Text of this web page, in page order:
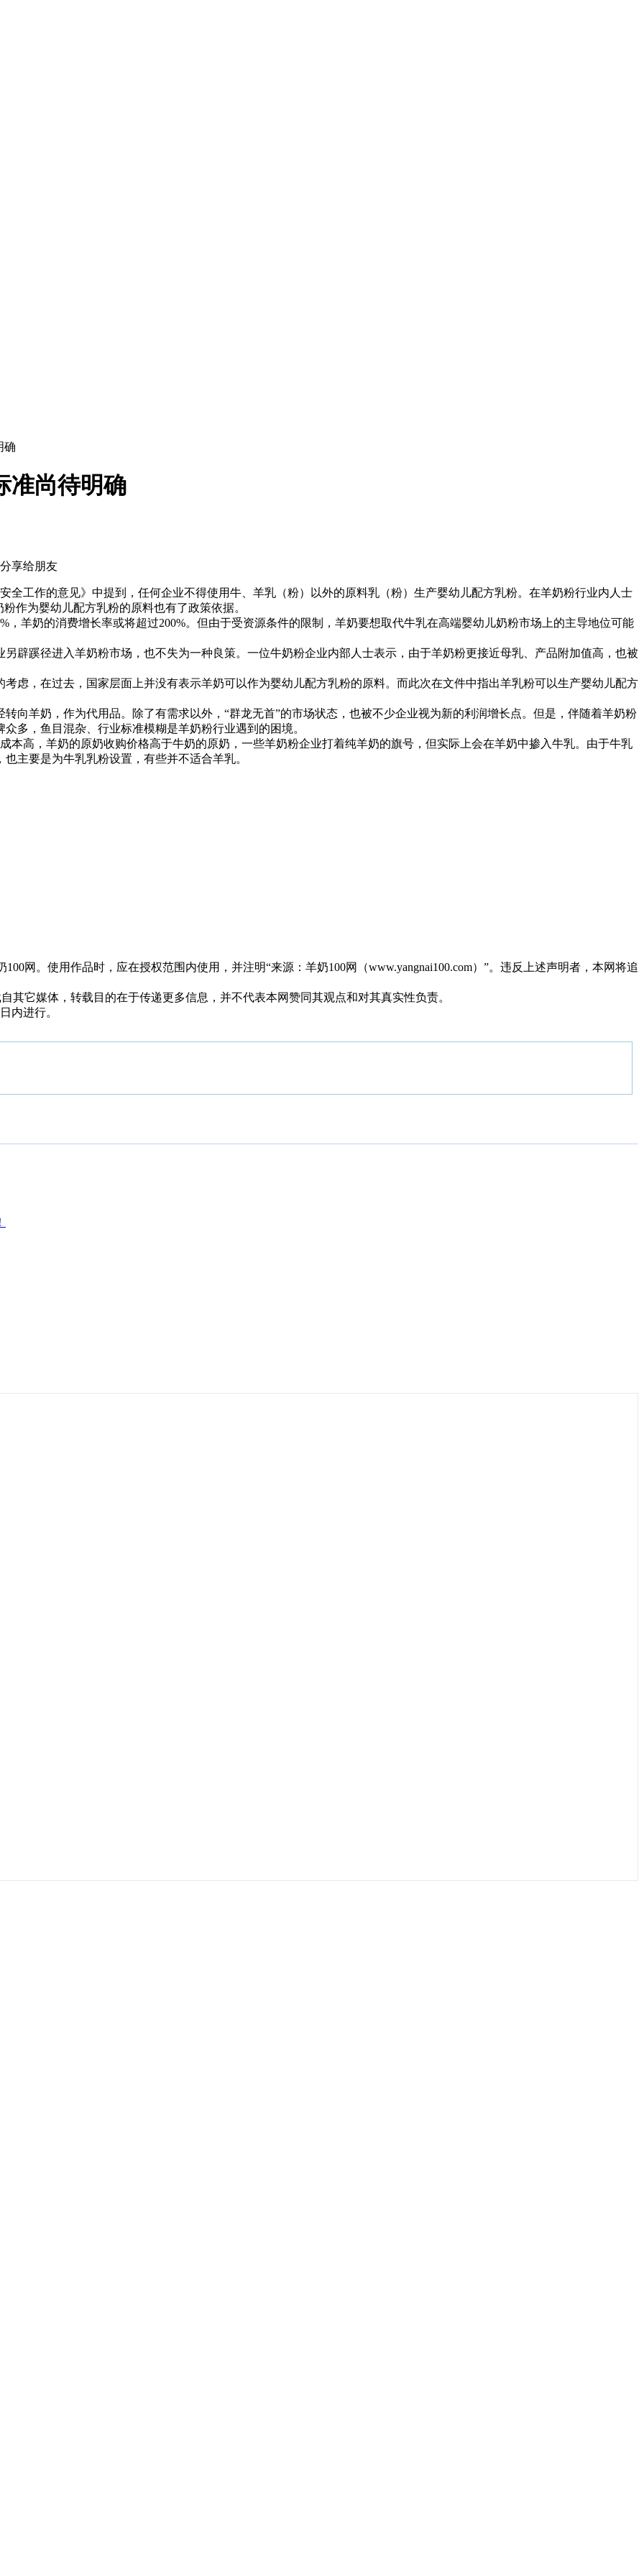
确
准尚待明确
全工作的意见》中提到，任何企业不得使用牛、羊乳（粉）以外的原料乳（粉）生产婴幼儿配方乳粉。在羊奶粉行业内人士
作为婴幼儿配方乳粉的原料也有了政策依据。
奶的消费增长率或将超过200%。但由于受资源条件的限制，羊奶要想取代牛乳在高端婴幼儿奶粉市场上的主导地位可能
蹊径进入羊奶粉市场，也不失为一种良策。一位牛奶粉企业内部人士表示，由于羊奶粉更接近母乳、产品附加值高，也被
，在过去，国家层面上并没有表示羊奶可以作为婴幼儿配方乳粉的原料。而此次在文件中指出羊乳粉可以生产婴幼儿配方
羊奶，作为代用品。除了有需求以外，“群龙无首”的市场状态，也被不少企业视为新的利润增长点。但是，伴随着羊奶粉
多，鱼目混杂、行业标准模糊是羊奶粉行业遇到的困境。
，羊奶的原奶收购价格高于牛奶的原奶，一些羊奶粉企业打着纯羊奶的旗号，但实际上会在羊奶中掺入牛乳。由于牛乳
主要是为牛乳乳粉设置，有些并不适合羊乳。
网。使用作品时，应在授权范围内使用，并注明“来源：羊奶100网（www.yangnai100.com）”。违反上述声明者，本网将追
其它媒体，转载目的在于传递更多信息，并不代表本网赞同其观点和对其真实性负责。
内进行。